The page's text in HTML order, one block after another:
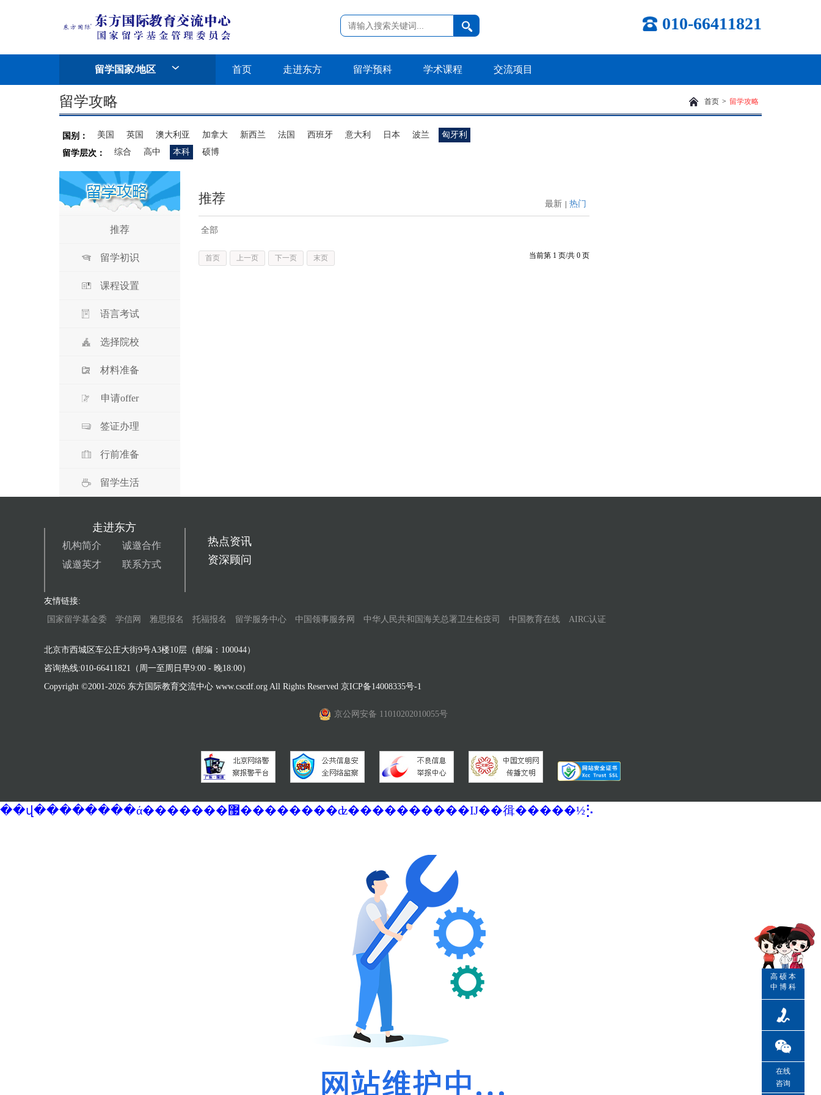
010-66411821
留学国家/地区 首页 走进东方 留学预科 学术课程 交流项目
留学攻略 首页 > 留学攻略
国别： 美国 英国 澳大利亚 加拿大 新西兰 法国 西班牙 意大利 日本 波兰
匈牙利
留学层次：
综合 高中 本科 硕博
推荐
留学初识
课程设置
语言考试
选择院校
材料准备
申请offer
签证办理
行前准备
留学生活
推荐 最新 热门
全部
末页
下一页
上一页
首页 当前第 1 页/共 0 页
走进东方
机构简介
诚邀合作
诚邀英才
联系方式
热点资讯
资深顾问
友情链接:
国家留学基金委
学信网 雅思报名 托福报名 留学服务中心 中国领事服务网 中华人民共和国海关总署卫生检疫司 中国教育在线 AIRC认证
北京市西城区车公庄大街9号A3楼10层（邮编：100044）
咨询热线:010-66411821（周一至周日早9:00 - 晚18:00）
Copyright ©2001-2026 东方国际教育交流中心 www.cscdf.org All Rights Reserved 京ICP备14008335号-1
京公网安备 11010202010055号
高
中
硕
博
本
科
在线
咨询
��վ��������ά�������޷��������ʣ����������Ĳ��㣬�����½⡣